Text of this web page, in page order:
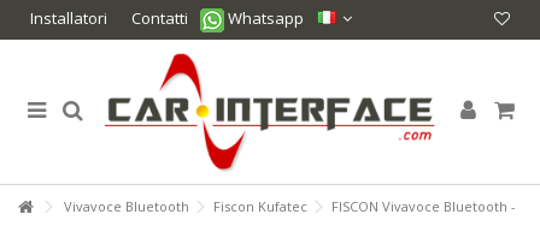
Installatori Contatti Whatsapp
Vivavoce Bluetooth Fiscon Kufatec
FISCON Vivavoce Bluetooth -